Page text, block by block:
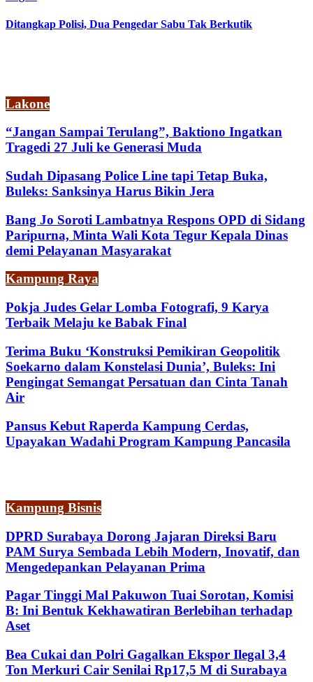
Ditangkap Polisi, Dua Pengedar Sabu Tak Berkutik
Lakone
“Jangan Sampai Terulang”, Baktiono Ingatkan
Tragedi 27 Juli ke Generasi Muda
Sudah Dipasang Police Line tapi Tetap Buka,
Buleks: Sanksinya Harus Bikin Jera
Bang Jo Soroti Lambatnya Respons OPD di Sidang
Paripurna, Minta Wali Kota Tegur Kepala Dinas
demi Pelayanan Masyarakat
Kampung Raya
Pokja Judes Gelar Lomba Fotografi, 9 Karya
Terbaik Melaju ke Babak Final
Terima Buku ‘Konstruksi Pemikiran Geopolitik
Soekarno dalam Konstelasi Dunia’, Buleks: Ini
Pengingat Semangat Persatuan dan Cinta Tanah
Air
Pansus Kebut Raperda Kampung Cerdas,
Upayakan Wadahi Program Kampung Pancasila
Kampung Bisnis
DPRD Surabaya Dorong Jajaran Direksi Baru
PAM Surya Sembada Lebih Modern, Inovatif, dan
Mengedepankan Pelayanan Prima
Pagar Tinggi Mal Pakuwon Tuai Sorotan, Komisi
B: Ini Bentuk Kekhawatiran Berlebihan terhadap
Aset
Bea Cukai dan Polri Gagalkan Ekspor Ilegal 3,4
Ton Merkuri Cair Senilai Rp17,5 M di Surabaya